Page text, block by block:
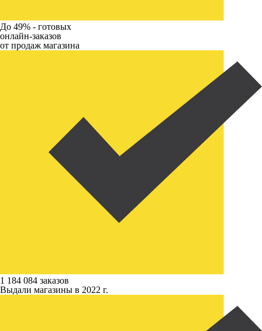
До 49% - готовых
онлайн-заказов
от продаж магазина
1 184 084 заказов
Выдали магазины в 2022 г.